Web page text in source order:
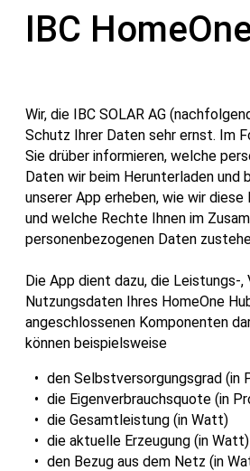
IBC
Wir, die IBC SOLAR AG
Schutz Ihrer Daten sehr ernst. Im
Sie drüber informieren, welche
Daten wir beim Herunterladen und
unserer App erheben, wie wir
und welche Rechte Ihnen im
personenbezogenen Daten
Die App dient dazu, die Leistungs-,
Nutzungsdaten Ihres HomeOne
angeschlossenen Komponenten
können beispielsweise
den Selbstversorgungsgrad (in
die Eigenverbrauchsquote (in
die Gesamtleistung (in Watt)
die aktuelle Erzeugung (in Watt)
den Bezug aus dem Netz (in